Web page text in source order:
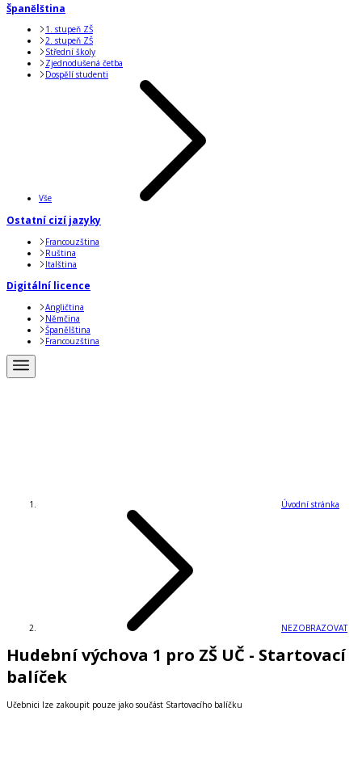
Španělština
1. stupeň ZŠ
2. stupeň ZŠ
Střední školy
Zjednodušená četba
Dospělí studenti
Vše
Ostatní cizí jazyky
Francouzština
Ruština
Italština
Digitální licence
Angličtina
Němčina
Španělština
Francouzština
Úvodní stránka
NEZOBRAZOVAT
Hudební výchova 1 pro ZŠ UČ - Startovací
balíček
Učebnici lze zakoupit pouze jako součást Startovacího balíčku